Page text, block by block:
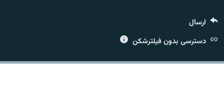
زبان‌های دیگر
ارسال
دسترسی بدون فیلترشکن